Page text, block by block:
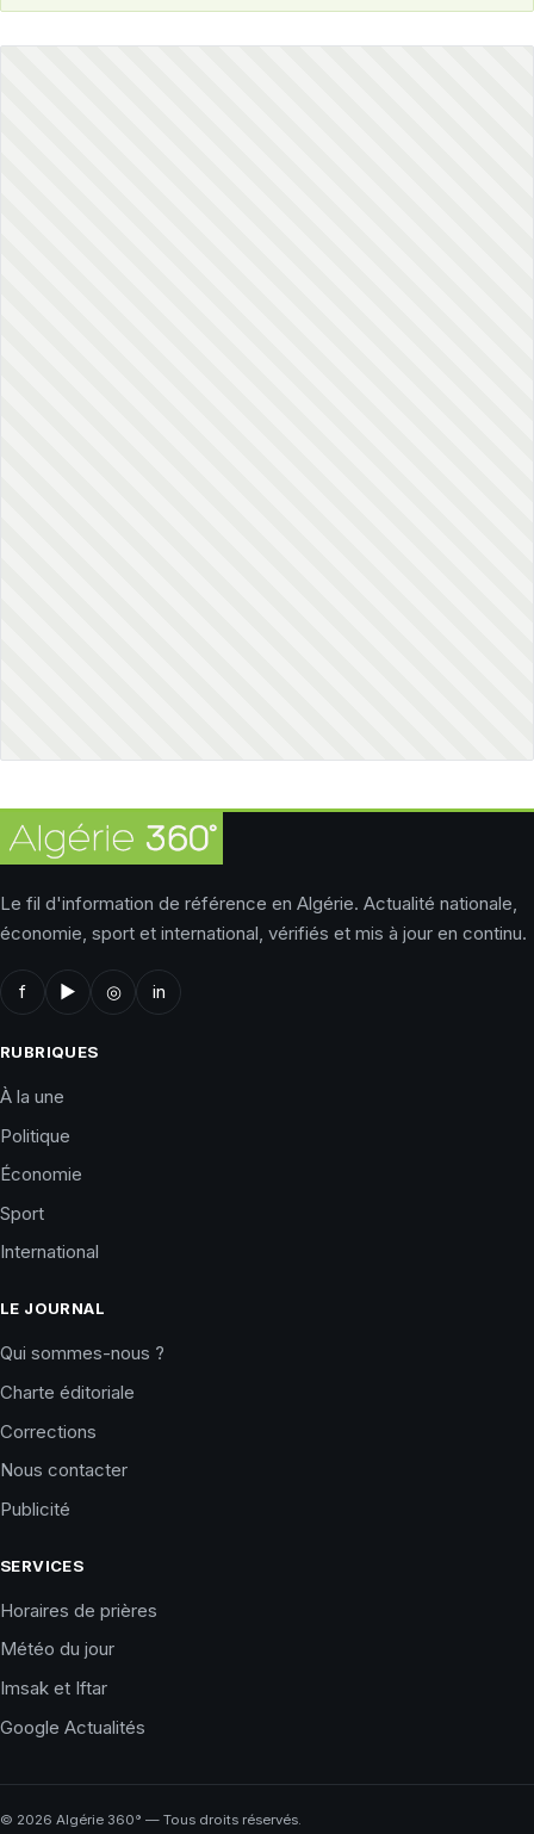
Le fil d'information de référence en Algérie. Actualité nationale,
économie, sport et international, vérifiés et mis à jour en continu.
f ▶ ◎ in
RUBRIQUES
À la une
Politique
Économie
Sport
International
LE JOURNAL
Qui sommes-nous ?
Charte éditoriale
Corrections
Nous contacter
Publicité
SERVICES
Horaires de prières
Météo du jour
Imsak et Iftar
Google Actualités
© 2026 Algérie 360° — Tous droits réservés.